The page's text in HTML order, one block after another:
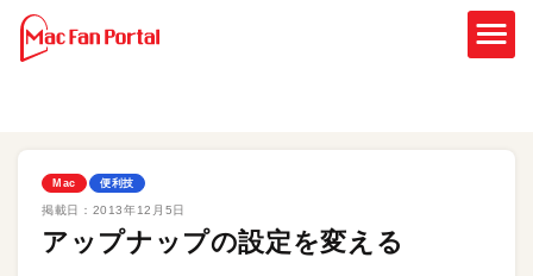
Mac 便利技
掲載日： 2013年12月5日
アップナップの設定を変える